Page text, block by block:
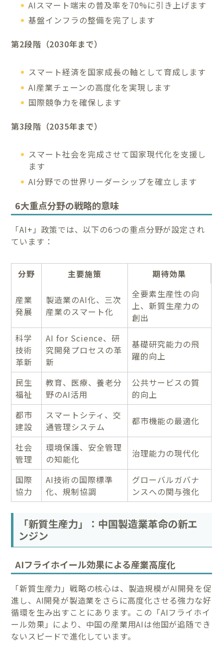
AIスマート端末の普及率を70%に引き上げます
基盤インフラの整備を完了します
第2段階（2030年まで）
スマート経済を国家成長の軸として育成します
AI産業チェーンの高度化を実現します
国際競争力を確保します
第3段階（2035年まで）
スマート社会を完成させて国家現代化を支援し
ます
AI分野での世界リーダーシップを確立します
6大重点分野の戦略的意味
「AI+」政策では、以下の6つの重点分野が設定され
ています：
分野 主要施策 期待効果
産業
発展
製造業のAI化、三次
産業のスマート化
全要素生産性の向
上、新質生産力の
創出
科学
技術
革新
AI for Science、研
究開発プロセスの革
新
基礎研究能力の飛
躍的向上
民生
福祉
教育、医療、養老分
野のAI活用
公共サービスの質
的向上
都市
建設
スマートシティ、交
通管理システム
都市機能の最適化
社会
管理
環境保護、安全管理
の知能化
治理能力の現代化
国際
協力
AI技術の国際標準
化、規制協調
グローバルガバナ
ンスへの関与強化
「新質生産力」：中国製造業革命の新エ
ンジン
AIフライホイール効果による産業高度化
「新質生産力」戦略の核心は、製造規模がAI開発を促
進し、AI開発が製造業をさらに高度化させる強力な好
循環を生み出すことにあります。この「AIフライホイ
ール効果」により、中国の産業用AIは他国が追随でき
ないスピードで進化しています。